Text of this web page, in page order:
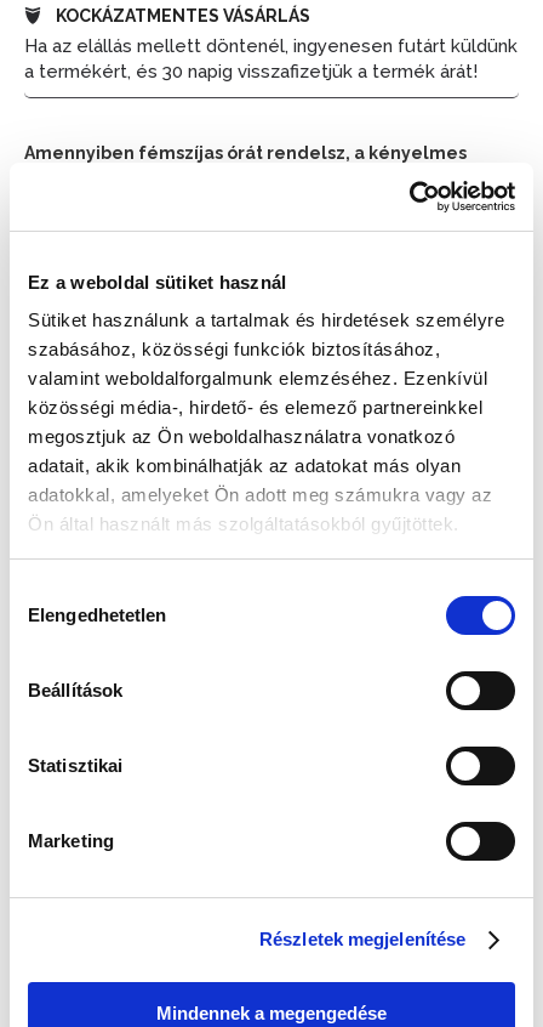
Ez a weboldal sütiket használ
Sütiket használunk a tartalmak és hirdetések személyre
szabásához, közösségi funkciók biztosításához,
valamint weboldalforgalmunk elemzéséhez. Ezenkívül
közösségi média-, hirdető- és elemező partnereinkkel
megosztjuk az Ön weboldalhasználatra vonatkozó
adatait, akik kombinálhatják az adatokat más olyan
adatokkal, amelyeket Ön adott meg számukra vagy az
Ön által használt más szolgáltatásokból gyűjtöttek.
kiválasztása
Elengedhetetlen
Beállítások
Statisztikai
Marketing
Részletek megjelenítése
Mindennek a megengedése
KOCKÁZATMENTES VÁSÁRLÁS
Ha az elállás mellett döntenél, ingyenesen futárt küldünk
a termékért, és 30 napig visszafizetjük a termék árát!
Amennyiben fémszíjas órát rendelsz, a kényelmes
viselet érdekében méretre igazítjuk azt. Kérjük, hogy a
pontos csuklóméretet a rendelésnél a megjegyzések
részben tüntesd fel.
📦 Ha most rendelsz, a szállítás várható napja:
2026.
Készleten:RAKTÁRON
57 990 Ft 43 990 Ft
Az elmúlt 30 nap legjobb ára: 43 990 Ft
Biztonságos